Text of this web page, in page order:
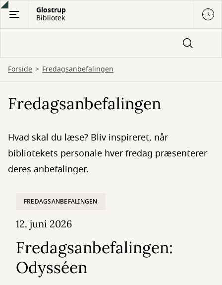
Gå
hovedindhold
Glostrup
Bibliotek
Forside Fredagsanbefalingen
Fredagsanbefalingen
Hvad skal du læse? Bliv inspireret, når
bibliotekets personale hver fredag præsenterer
deres anbefalinger.
FREDAGSANBEFALINGEN
12. juni 2026
Fredagsanbefalingen:
Odysséen